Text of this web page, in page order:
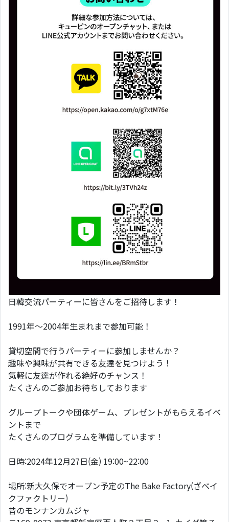
日韓交流パーティーに皆さんをご招待します！
1991年〜2004年生まれまで参加可能！
貸切空間で行うパーティーに参加しませんか？
趣味や興味が共有できる友達を見つけよう！
気軽に友達が作れる絶好のチャンス！
たくさんのご参加お待ちしております
グループトークや団体ゲーム、プレゼントがもらえるイベ
ントまで
たくさんのプログラムを準備しています！
日時:2024年12月27日(金) 19:00~22:00
場所:新大久保でオープン予定のThe Bake Factory(ざベイ
クファクトリー)
昔のモンナンカムジャ